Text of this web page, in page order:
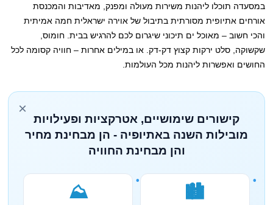
במסעדה תוכלו ליהנות משירות מעולה ומפנק, מאדיבות והמכנסת
אורחים אתיופית מסורתית בתיבול של אוירה ישראלית חמה אמיתית
והכי חשוב – מאוכל ים תיכוני שיגרום לכם להרגיש בבית. חומוס,
שקשוקה, סלט ירקות קצוץ דק-דק. או במילים אחרות – חוויה קסומה לכל
החושים ואפשרות ליהנות מכל העולמות.
×
קישורים שימושיים, אטרקציות ופעילויות
מובילות השנה באתיופיה - הן מבחינת מחיר
והן מבחינת החוויה
🏙️
⛰️